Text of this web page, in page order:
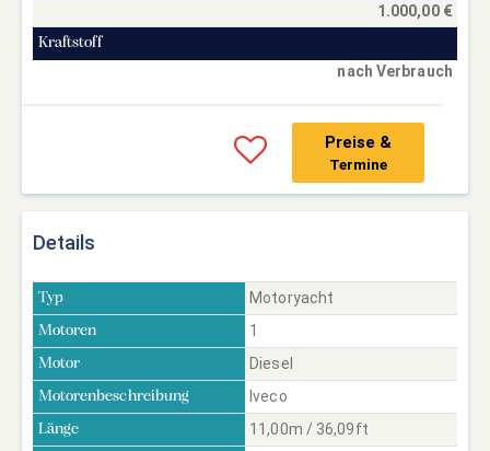
1.000,00 €
Kraftstoff
nach Verbrauch
Preise &
Termine
Details
Typ Motoryacht
Motoren 1
Motor Diesel
Motorenbeschreibung Iveco
Länge 11,00m / 36,09ft